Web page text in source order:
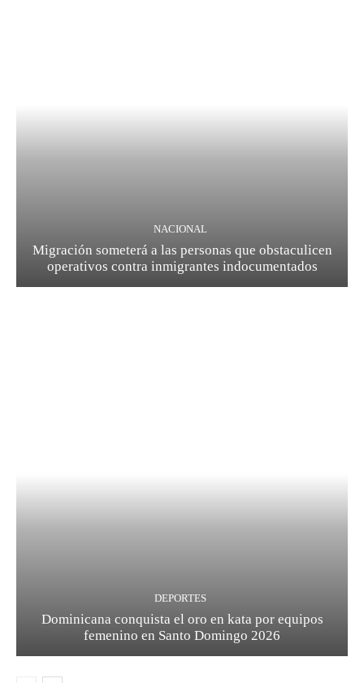
NACIONAL
Migración someterá a las personas que obstaculicen
operativos contra inmigrantes indocumentados
DEPORTES
Dominicana conquista el oro en kata por equipos
femenino en Santo Domingo 2026